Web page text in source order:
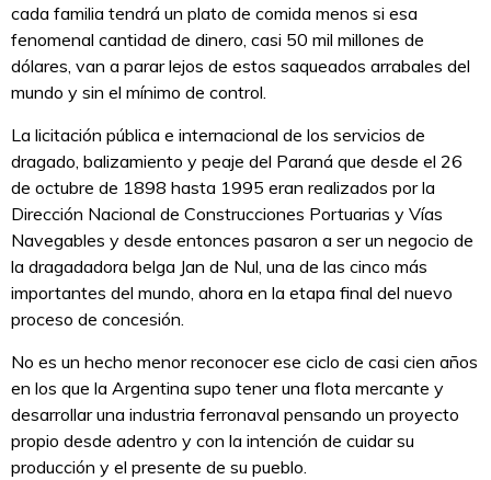
cada familia tendrá un plato de comida menos si esa
fenomenal cantidad de dinero, casi 50 mil millones de
dólares, van a parar lejos de estos saqueados arrabales del
mundo y sin el mínimo de control.
La licitación pública e internacional de los servicios de
dragado, balizamiento y peaje del Paraná que desde el 26
de octubre de 1898 hasta 1995 eran realizados por la
Dirección Nacional de Construcciones Portuarias y Vías
Navegables y desde entonces pasaron a ser un negocio de
la dragadadora belga Jan de Nul, una de las cinco más
importantes del mundo, ahora en la etapa final del nuevo
proceso de concesión.
No es un hecho menor reconocer ese ciclo de casi cien años
en los que la Argentina supo tener una flota mercante y
desarrollar una industria ferronaval pensando un proyecto
propio desde adentro y con la intención de cuidar su
producción y el presente de su pueblo.